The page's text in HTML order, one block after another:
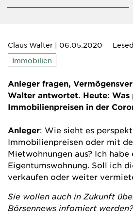
Claus Walter | 06.05.2020
Immobilien
Anleger fragen,
Walter antwortet. Heute: Was
Immobilienpreisen in der
Anleger: Wie sieht es
Immobilienpreisen oder mit
Mietwohnungen aus? Ich habe
Eigentumswohnung. Soll ich
verkaufen oder weiter
Sie wollen auch in Zukunft
Börsennews infomiert